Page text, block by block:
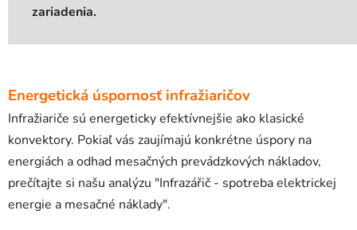
zariadenia.
Energetická úspornosť infražiaričov
Infražiariče sú energeticky efektívnejšie ako klasické
konvektory. Pokiaľ vás zaujímajú konkrétne úspory na
energiách a odhad mesačných prevádzkových nákladov,
prečítajte si našu analýzu "Infrazářič - spotreba elektrickej
energie a mesačné náklady".